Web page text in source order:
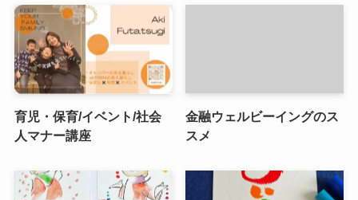
育児・保育/イベント/社会
人マナー講座
金融ウェルビーイングのス
スメ